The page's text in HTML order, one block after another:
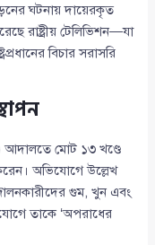
ঘটনায় দায়েরকৃত
রাষ্ট্রীয় টেলিভিশন—যা
বিচার সরাসরি
আদালতে মোট ১৩ খণ্ডে
অভিযোগে উল্লেখ
গুম, খুন এবং
তাকে ‘অপরাধের